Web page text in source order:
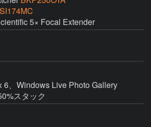
5× Focal Extender
6、Windows Live Photo Gallery
スタック